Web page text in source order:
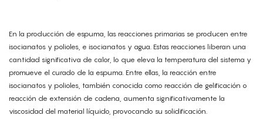
En la producción de espuma, las reacciones primarias se producen entre
isocianatos y polioles, e isocianatos y agua. Estas reacciones liberan una
cantidad significativa de calor, lo que eleva la temperatura del sistema y
promueve el curado de la espuma. Entre ellas, la reacción entre
isocianatos y polioles, también conocida como reacción de gelificación o
reacción de extensión de cadena, aumenta significativamente la
viscosidad del material líquido, provocando su solidificación.